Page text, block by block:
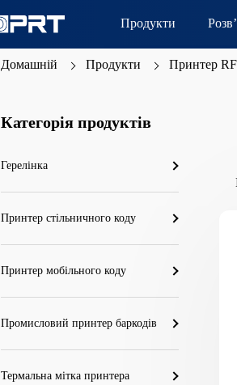
Продукти
Домашній Продукти Принтер
Категорія продуктів
Герелінка
Принтер стільничного коду
Принтер мобільного коду
Промисловий принтер баркодів
Термальна мітка принтера